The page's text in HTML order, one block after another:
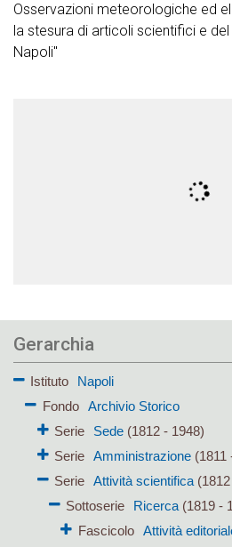
Osservazioni meteorologiche ed
la stesura di articoli scientifici e
Napoli"
Gerarchia
Istituto
Napoli
Fondo
Archivio Storico
Serie
Sede(1812 - 1948)
Serie Amministrazione(1811
Serie Attività scientifica(1812
Sottoserie
Ricerca (1819 -
Fascicolo
Attività